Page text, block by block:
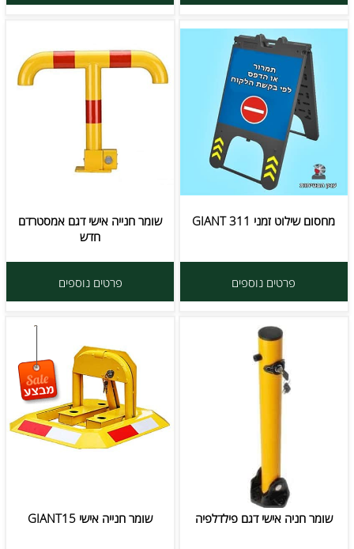
מחסום שילוט זמני GIANT 311
פרטים נוספים
שומר חנייה אישי דגם אמסטרדם
חדש
פרטים נוספים
שומר חניה אישי דגם פילדלפיה שומר חנייה אישי GIANT15